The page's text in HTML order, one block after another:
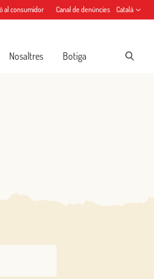
al consumidor Canal de denúncies Català
Nosaltres Botiga